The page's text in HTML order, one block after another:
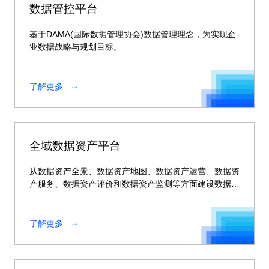
数据管控平台
基于DAMA(国际数据管理协会)数据管理理念，为实现企
业数据战略与规划目标。
了解更多
全域数据资产平台
从数据资产全景、数据资产地图、数据资产运营、数据资
产服务、数据资产评价和数据资产监测等方面建设数据资
了解更多